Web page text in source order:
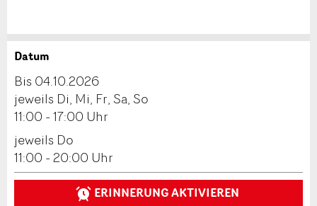
Anzeige beanstanden
Ihr Feedback wird sehr geschätzt!
Allgemeines Feedback
Anzeige nicht mehr gültig
Anzeige unvollständig
Anzeige weiterempfehlen
Empfehlen Sie diese Anzeige an Freunde weiter.
Reservation
Veranstaltungsdatum *:
Anzahl der Teilnehmer *:
Datum
Bis 04.10.2026
jeweils Di, Mi, Fr, Sa, So
11:00 - 17:00 Uhr
jeweils Do
11:00 - 20:00 Uhr
ERINNERUNG AKTIVIEREN